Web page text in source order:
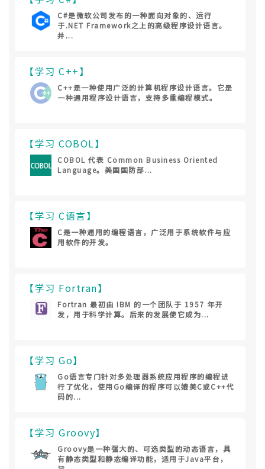
C#是微软公司发布的一种面向对象的、运行
于.NET Framework之上的高级程序设计语言。
并...
【学习 C++】
C++是一种使用广泛的计算机程序设计语言。它是
一种通用程序设计语言，支持多重编程模式。
【学习 COBOL】
COBOL 代表 Common Business Oriented
Language。美国国防部...
【学习 C语言】
C是一种通用的编程语言，广泛用于系统软件与应
用软件的开发。
【学习 Fortran】
Fortran 最初由 IBM 的一个团队于 1957 年开
发，用于科学计算。后来的发展使它成为...
【学习 Go】
Go语言专门针对多处理器系统应用程序的编程进
行了优化，使用Go编译的程序可以媲美C或C++代
码的...
【学习 Groovy】
Groovy是一种强大的、可选类型的动态语言，具
有静态类型和静态编译功能，适用于Java平台，